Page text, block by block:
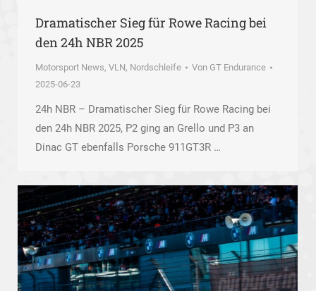
Dramatischer Sieg für Rowe Racing bei
den 24h NBR 2025
Motorsport News, VLN, Nordschleife Von GT Endurance
2025-06-23
24h NBR – Dramatischer Sieg für Rowe Racing bei
den 24h NBR 2025, P2 ging an Grello und P3 an
Dinac GT ebenfalls Porsche 911GT3R …